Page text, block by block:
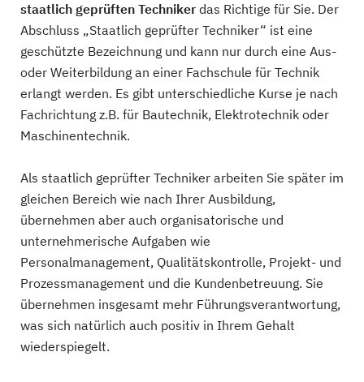
staatlich geprüften Techniker das Richtige für Sie. Der
Abschluss „Staatlich geprüfter Techniker“ ist eine
geschützte Bezeichnung und kann nur durch eine Aus-
oder Weiterbildung an einer Fachschule für Technik
erlangt werden. Es gibt unterschiedliche Kurse je nach
Fachrichtung z.B. für Bautechnik, Elektrotechnik oder
Maschinentechnik.
Als staatlich geprüfter Techniker arbeiten Sie später im
gleichen Bereich wie nach Ihrer Ausbildung,
übernehmen aber auch organisatorische und
unternehmerische Aufgaben wie
Personalmanagement, Qualitätskontrolle, Projekt- und
Prozessmanagement und die Kundenbetreuung. Sie
übernehmen insgesamt mehr Führungsverantwortung,
was sich natürlich auch positiv in Ihrem Gehalt
wiederspiegelt.